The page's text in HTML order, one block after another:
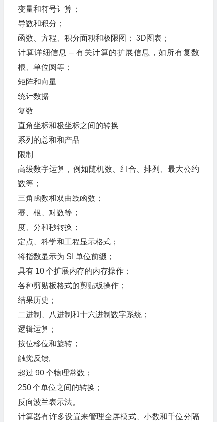
变量和符号计算；
导数和积分；
函数、方程、积分面积和极限图； 3D图表；
计算详细信息 – 有关计算的扩展信息，如所有复数
根、单位圆等；
矩阵和向量
统计数据
复数
直角坐标和极坐标之间的转换
系列的总和和产品
限制
高级数字运算，例如随机数、组合、排列、最大公约
数等；
三角函数和双曲线函数；
幂、根、对数等；
度、分和秒转换；
定点、科学和工程显示格式；
将指数显示为 SI 单位前缀；
具有 10 个扩展内存的内存操作；
各种剪贴板格式的剪贴板操作；
结果历史；
二进制、八进制和十六进制数字系统；
逻辑运算；
按位移位和旋转；
触觉反馈;
超过 90 个物理常数；
250 个单位之间的转换；
反向波兰表示法。
计算器有许多设置来管理全屏模式、小数和千位分隔